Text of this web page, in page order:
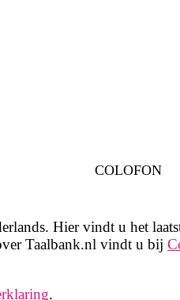
COLOFON
Hier vindt u het
Taalbank.nl vindt u bij
.